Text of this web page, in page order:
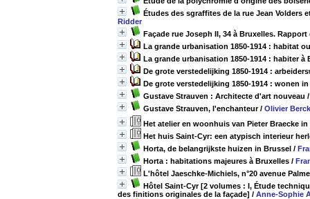
Études des sgraffites de la rue Jean Volders
Ridder
Façade rue Joseph II, 34 à Bruxelles.
La grande urbanisation 1850-1914 : habitat
La grande urbanisation 1850-1914 : habiter à
De grote verstedelijking 1850-1914 :
De grote verstedelijking 1850-1914 : wonen
Gustave Strauven : Architecte d'art nouveau
Gustave Strauven, l'enchanteur/ Olivier
Het atelier en woonhuis van Pieter Braecke in
Het huis Saint-Cyr: een atypisch interieur
Horta, de belangrijkste huizen in Brussel /
Horta : habitations majeures à Bruxelles /
L'hôtel Jaeschke-Michiels, n°20 avenue
Hôtel Saint-Cyr [2 volumes : I, Étude
des finitions originales de la façade] / Anne-Sophie